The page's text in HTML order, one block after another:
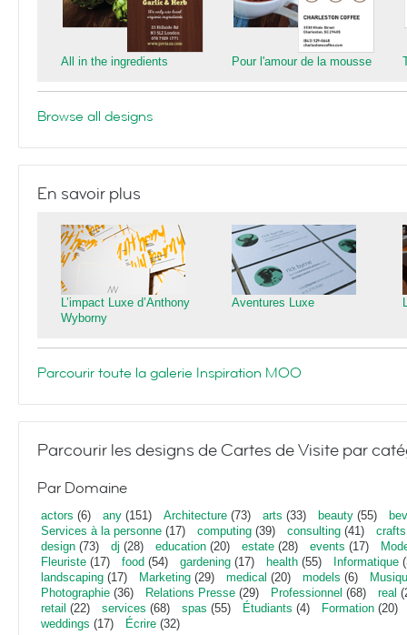
All in the ingredients Pour l'amour de la mousse
Browse all designs
En savoir plus
L’impact Luxe d’Anthony
Wyborny
Aventures Luxe
Parcourir toute la galerie Inspiration MOO
Parcourir les designs de Cartes de Visite par
Par Domaine
actors (6) any (151) Architecture (73) arts (33) beauty (55)
Services à la personne (17) computing (39) consulting (41) crafts
design (73) dj (28) education (20) estate (28) events (17)
Fleuriste (17) food (54) gardening (17) health (55) Informatique
landscaping (17) Marketing (29) medical (20) models (6)
Photographie (36) Relations Presse (29) Professionnel (68) real
retail (22) services (68) spas (55) Étudiants (4) Formation (20)
weddings (17) Écrire (32)